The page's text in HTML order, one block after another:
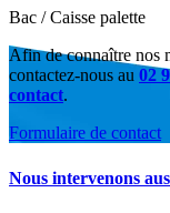
Bac / Caisse palette
Afin de connaître nos
contactez-nous au 02
contact.
Formulaire de contact
Nous intervenons